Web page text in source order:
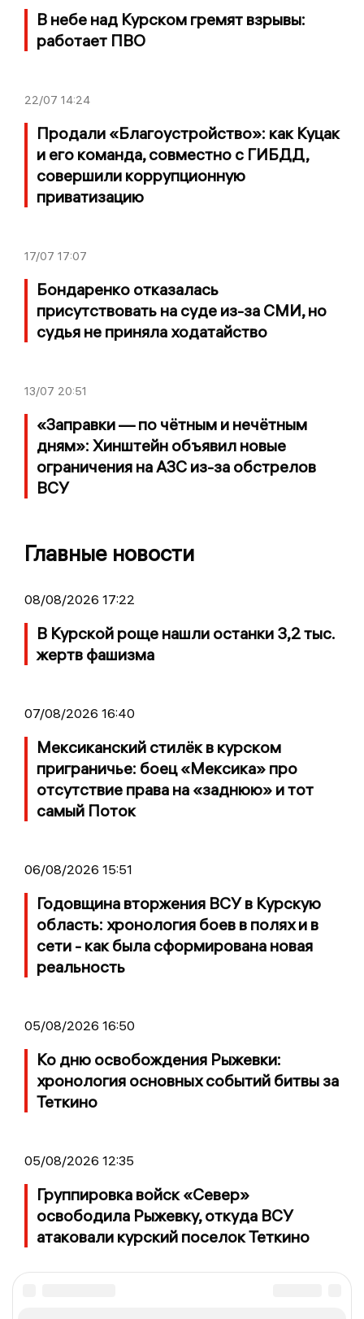
В небе над Курском гремят взрывы:
работает ПВО
22/07 14:24
Продали «Благоустройство»: как Куцак
и его команда, совместно с ГИБДД,
совершили коррупционную
приватизацию
17/07 17:07
Бондаренко отказалась
присутствовать на суде из-за СМИ, но
судья не приняла ходатайство
13/07 20:51
«Заправки — по чётным и нечётным
дням»: Хинштейн объявил новые
ограничения на АЗС из-за обстрелов
ВСУ
Главные новости
08/08/2026 17:22
В Курской роще нашли останки 3,2 тыс.
жертв фашизма
07/08/2026 16:40
Мексиканский стилёк в курском
приграничье: боец «Мексика» про
отсутствие права на «заднюю» и тот
самый Поток
06/08/2026 15:51
Годовщина вторжения ВСУ в Курскую
область: хронология боев в полях и в
сети - как была сформирована новая
реальность
05/08/2026 16:50
Ко дню освобождения Рыжевки:
хронология основных событий битвы за
Теткино
05/08/2026 12:35
Группировка войск «Север»
освободила Рыжевку, откуда ВСУ
атаковали курский поселок Теткино